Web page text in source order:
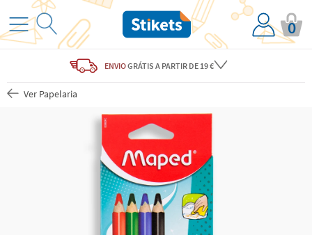
0
ENVIOGRÁTIS A PARTIR DE 19 €
Ver Papelaria